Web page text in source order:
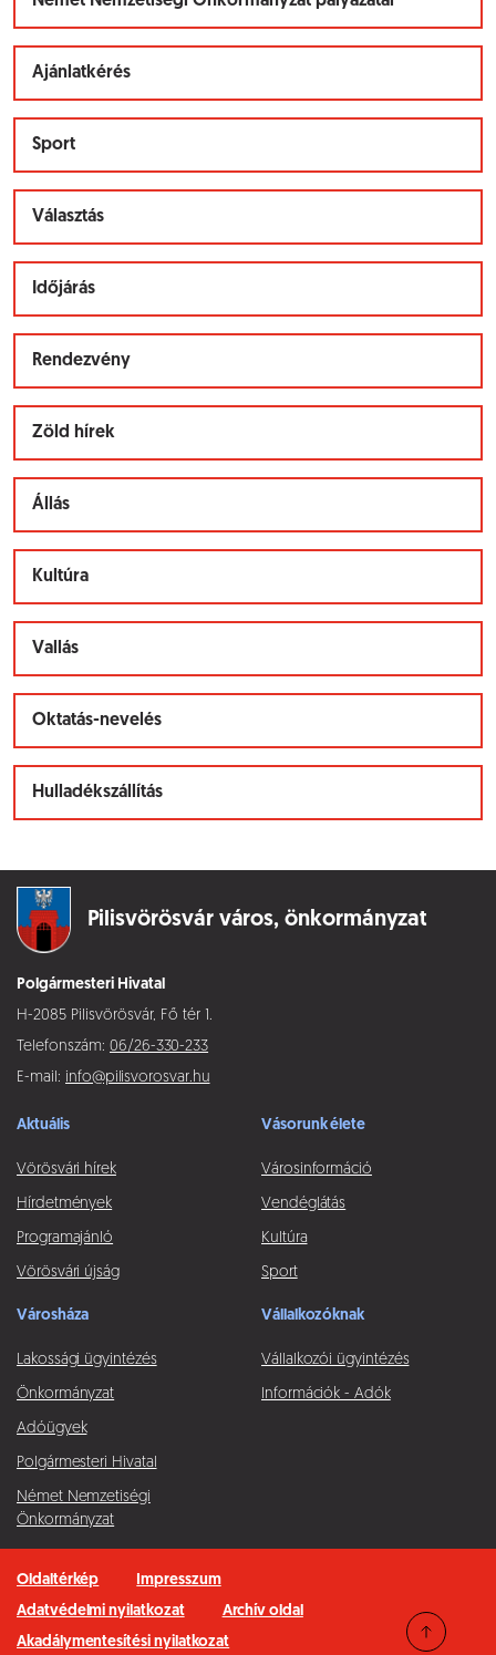
Ajánlatkérés
Sport
Választás
Időjárás
Rendezvény
Zöld hírek
Állás
Kultúra
Vallás
Oktatás-nevelés
Hulladékszállítás
Pilisvörösvár város, önkormányzat
Polgármesteri Hivatal
H-2085 Pilisvörösvár, Fő tér 1.
Telefonszám: 06/26-330-233
E-mail: info@pilisvorosvar.hu
Aktuális
Vörösvári hírek
Hírdetmények
Programajánló
Vörösvári újság
Vásorunk élete
Városinformáció
Vendéglátás
Kultúra
Sport
Városháza
Lakossági ügyintézés
Önkormányzat
Adóügyek
Polgármesteri Hivatal
Német Nemzetiségi
Önkormányzat
Vállalkozóknak
Vállalkozói ügyintézés
Információk - Adók
Oldaltérkép
Impresszum
Adatvédelmi nyilatkozat
Archív oldal
Akadálymentesítési nyilatkozat